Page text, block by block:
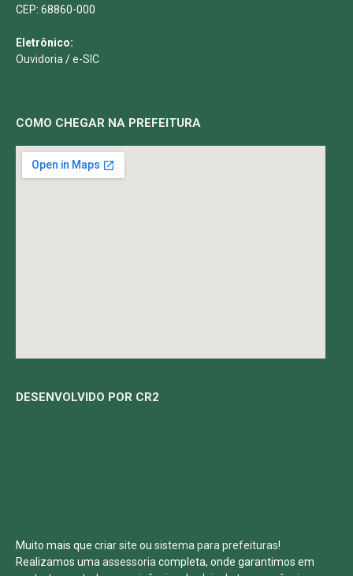
CEP: 68860-000
Eletrônico:
Ouvidoria /e-SIC
COMO CHEGAR NA PREFEITURA
DESENVOLVIDO POR CR2
Muito mais que criar site ou sistema para prefeituras!
Realizamos uma assessoria completa, onde garantimos em